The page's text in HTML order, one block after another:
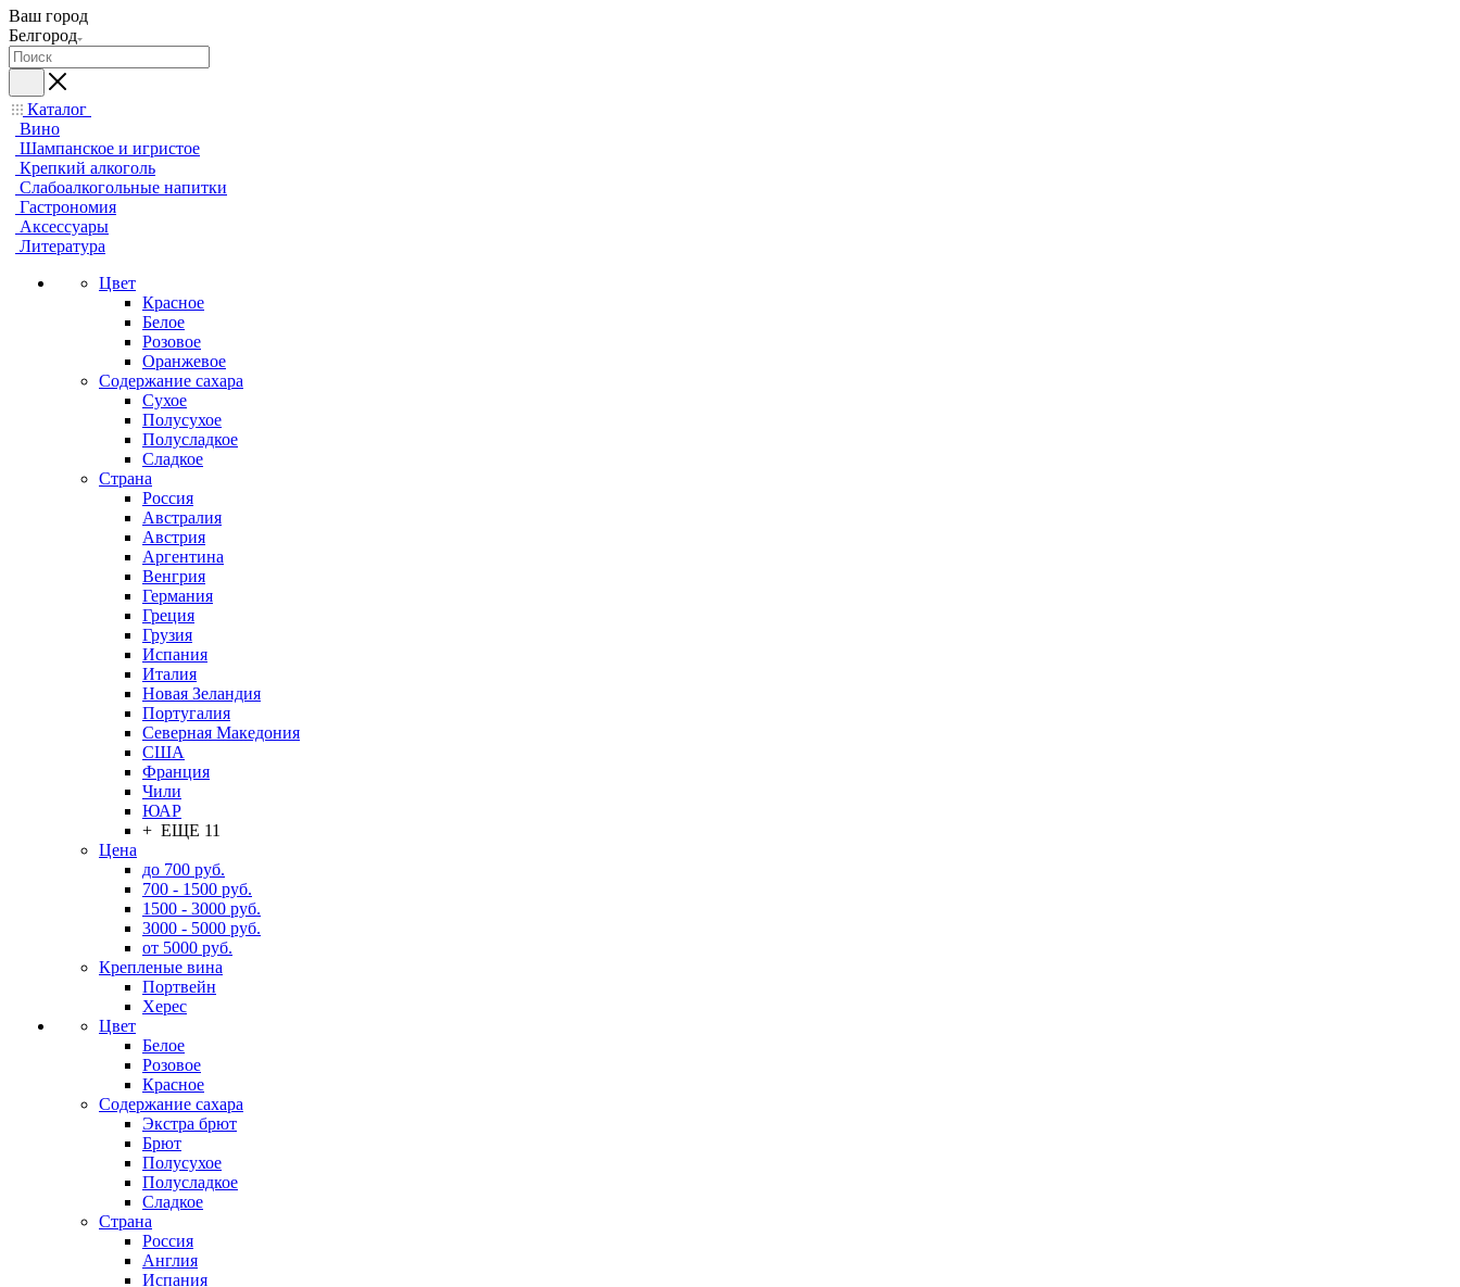
Ваш город
Белгород
Каталог
Вино
Шампанское и игристое
Крепкий алкоголь
Слабоалкогольные напитки
Гастрономия
Аксессуары
Литература
Цвет
Красное
Белое
Розовое
Оранжевое
Содержание сахара
Сухое
Полусухое
Полусладкое
Сладкое
Страна
Россия
Австралия
Австрия
Аргентина
Венгрия
Германия
Греция
Грузия
Испания
Италия
Новая Зеландия
Португалия
Северная Македония
США
Франция
Чили
ЮАР
+ ЕЩЕ 11
Цена
до 700 руб.
700 - 1500 руб.
1500 - 3000 руб.
3000 - 5000 руб.
от 5000 руб.
Крепленые вина
Портвейн
Херес
Цвет
Белое
Розовое
Красное
Содержание сахара
Экстра брют
Брют
Полусухое
Полусладкое
Сладкое
Страна
Россия
Англия
Испания